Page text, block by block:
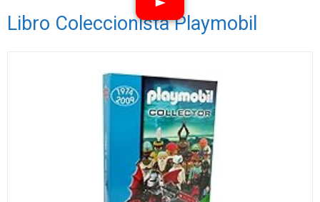
Libro Coleccionista Playmobil